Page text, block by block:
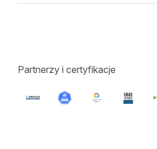
Partnerzy i certyfikacje